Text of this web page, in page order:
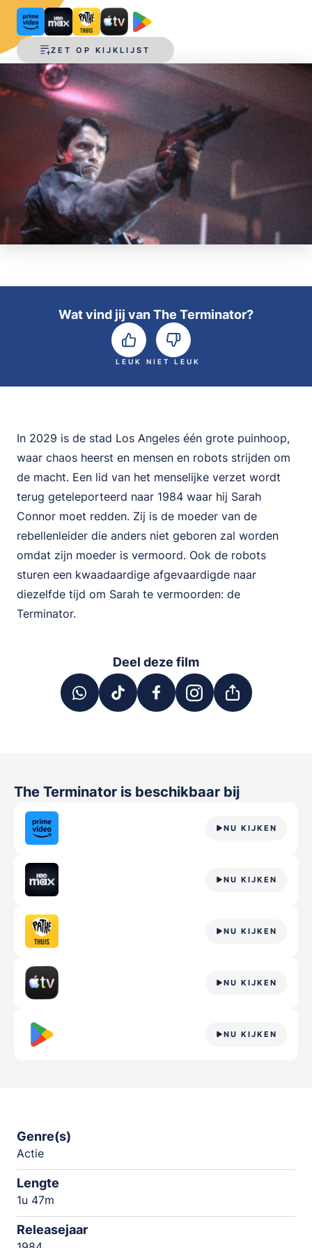
OPSLAAN
ZET OP KIJKLIJST
Wat vind jij van The Terminator?
LEUK NIET LEUK
In 2029 is de stad Los Angeles één grote puinhoop,
waar chaos heerst en mensen en robots strijden om
de macht. Een lid van het menselijke verzet wordt
terug geteleporteerd naar 1984 waar hij Sarah
Connor moet redden. Zij is de moeder van de
rebellenleider die anders niet geboren zal worden
omdat zijn moeder is vermoord. Ook de robots
sturen een kwaadaardige afgevaardigde naar
diezelfde tijd om Sarah te vermoorden: de
Terminator.
Deel deze film
The Terminator is beschikbaar bij
NU KIJKEN
NU KIJKEN
NU KIJKEN
NU KIJKEN
NU KIJKEN
Genre(s)
Actie
Lengte
1u 47m
Releasejaar